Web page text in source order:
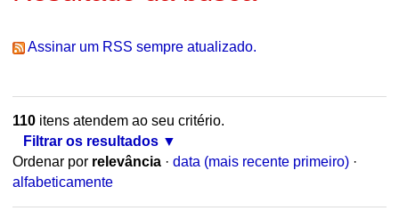
Assinar um RSS sempre atualizado.
110itens atendem ao seu critério.
Filtrar os resultados
Ordenar por relevância · data (mais recente primeiro) ·
alfabeticamente